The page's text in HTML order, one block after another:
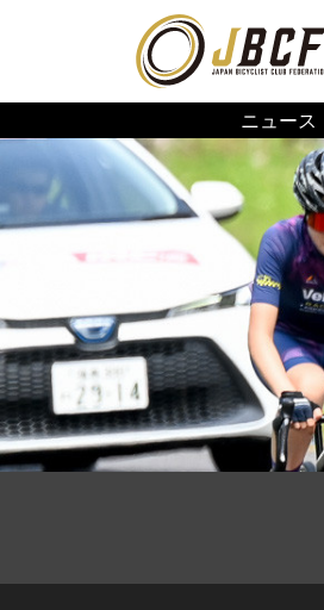
ニュース